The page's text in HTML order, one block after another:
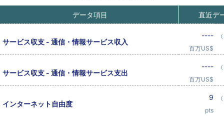
データ項目 直近デ
サービス収支 - 通信・情報サービス収入
----
百万US$
サービス収支 - 通信・情報サービス支出
----
百万US$
インターネット自由度
9
pts